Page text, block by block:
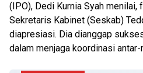
(IPO), Dedi Kurnia Syah menilai,
Sekretaris Kabinet (Seskab)
diapresiasi. Dia dianggap
dalam menjaga koordinasi antar-